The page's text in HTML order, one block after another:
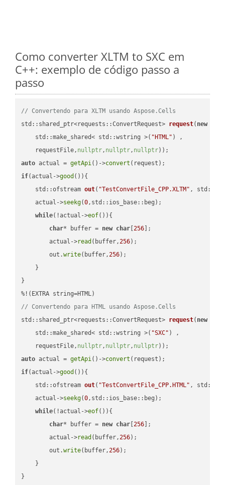
Como converter XLTM to SXC em
C++: exemplo de código passo a
passo
// Convertendo para XLTM usando Aspose.Cells
std::shared_ptr<requests::ConvertRequest> request( new
    std::make_shared< std::wstring >(
"HTML" ) ,
    requestFile,
nullptr, nullptr, nullptr))
auto actual = getApi()->convert
if(actual->good ()){
std::ofstream out( "TestConvertFile_CPP.XLTM" ,
    actual->
seekg(0,std::ios_base::beg);
while(!actual->eof()){
char* buffer = new char [256 ];
        actual->
read (buffer,256);
        out.
write(buffer,256);
    }
}
// Convertendo para HTML usando Aspose.Cells
std::shared_ptr<requests::ConvertRequest> request( new
    std::make_shared< std::wstring >(
"SXC" ) ,
    requestFile,
nullptr, nullptr, nullptr))
auto actual = getApi()->convert
if(actual->good ()){
std::ofstream out( "TestConvertFile_CPP.HTML" ,
    actual->
seekg(0,std::ios_base::beg);
while(!actual->eof()){
char* buffer = new char [256 ];
        actual->
read (buffer,256);
        out.
write(buffer,256);
    }
}